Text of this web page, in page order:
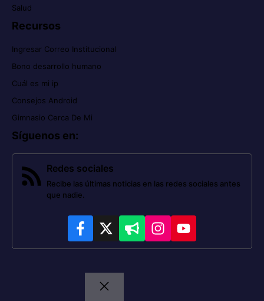
Salud
Recursos
Ingresar Correo Institucional
Bono desarrollo humano
Cuál es mi ip
Consejos Android
Gimnasio Cerca De Mi
Síguenos en:
Redes sociales
Recibe las últimas noticias en las redes sociales antes
que nadie.